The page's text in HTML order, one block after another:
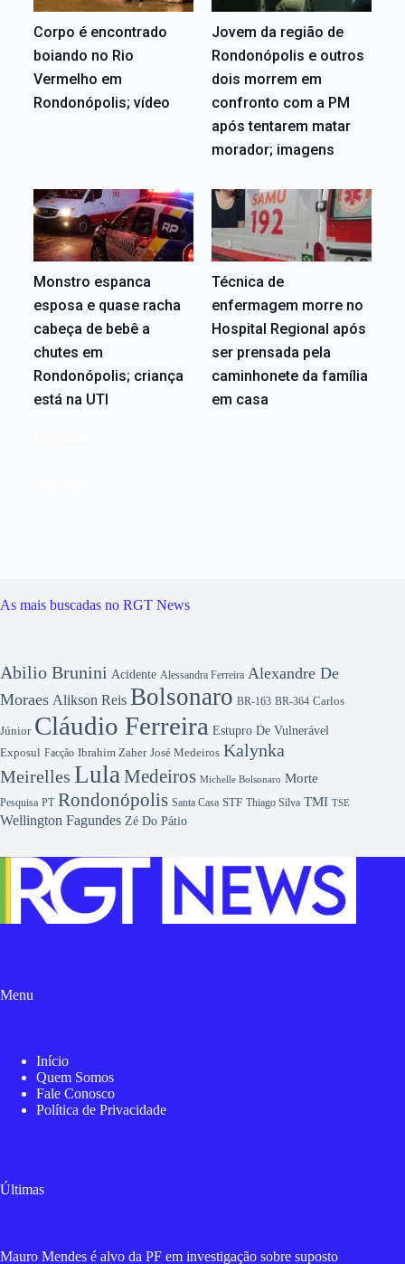
Corpo é encontrado
boiando no Rio
Vermelho em
Rondonópolis; vídeo
Jovem da região de
Rondonópolis e outros
dois morrem em
confronto com a PM
após tentarem matar
morador; imagens
Monstro espanca
esposa e quase racha
cabeça de bebê a
chutes em
Rondonópolis; criança
está na UTI
Técnica de
enfermagem morre no
Hospital Regional após
ser prensada pela
caminhonete da família
em casa
As mais buscadas no RGT News
Abilio Brunini Acidente Alessandra Ferreira Alexandre De
Moraes Alikson Reis Bolsonaro BR-163 BR-364 Carlos
Júnior Cláudio Ferreira Estupro De Vulnerável
Exposul Facção Ibrahim Zaher José Medeiros Kalynka
Meirelles Lula Medeiros Michelle Bolsonaro Morte
Pesquisa PT Rondonópolis Santa Casa STF Thiago Silva TMI TSE
Wellington Fagundes Zé Do Pátio
Menu
Início
Quem Somos
Fale Conosco
Política de Privacidade
Últimas
Mauro Mendes é alvo da PF em investigação sobre suposto